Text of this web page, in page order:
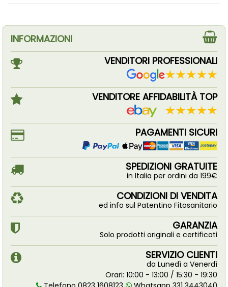
INFORMAZIONI
VENDITORI PROFESSIONALI
VENDITORE AFFIDABILITÀ TOP
PAGAMENTI SICURI
SPEDIZIONI GRATUITE
in Italia per ordini da 199€
CONDIZIONI DI VENDITA
ed info sul Patentino Fitosanitario
GARANZIA
Solo prodotti originali e certificati
SERVIZIO CLIENTI
da Lunedì a Venerdì
Orari: 10:00 - 13:00 / 15:30 - 19:30